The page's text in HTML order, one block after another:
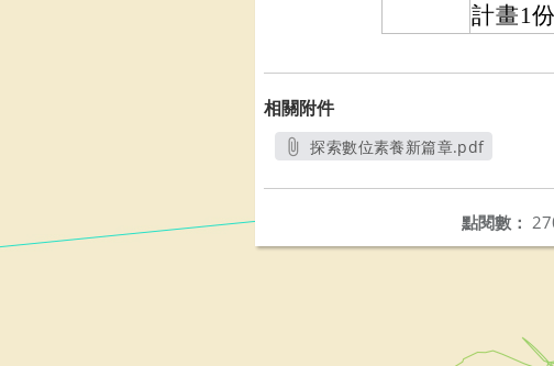
計畫1份
相關附件
探索數位素養新篇章.pdf
點閱數：